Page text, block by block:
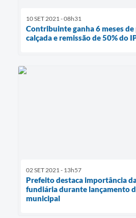
10 SET 2021 - 08h31
Contribuinte ganha 6 meses de
calçada e remissão de 50% do
02 SET 2021 - 13h57
Prefeito destaca importância
fundiária durante lançamento
municipal